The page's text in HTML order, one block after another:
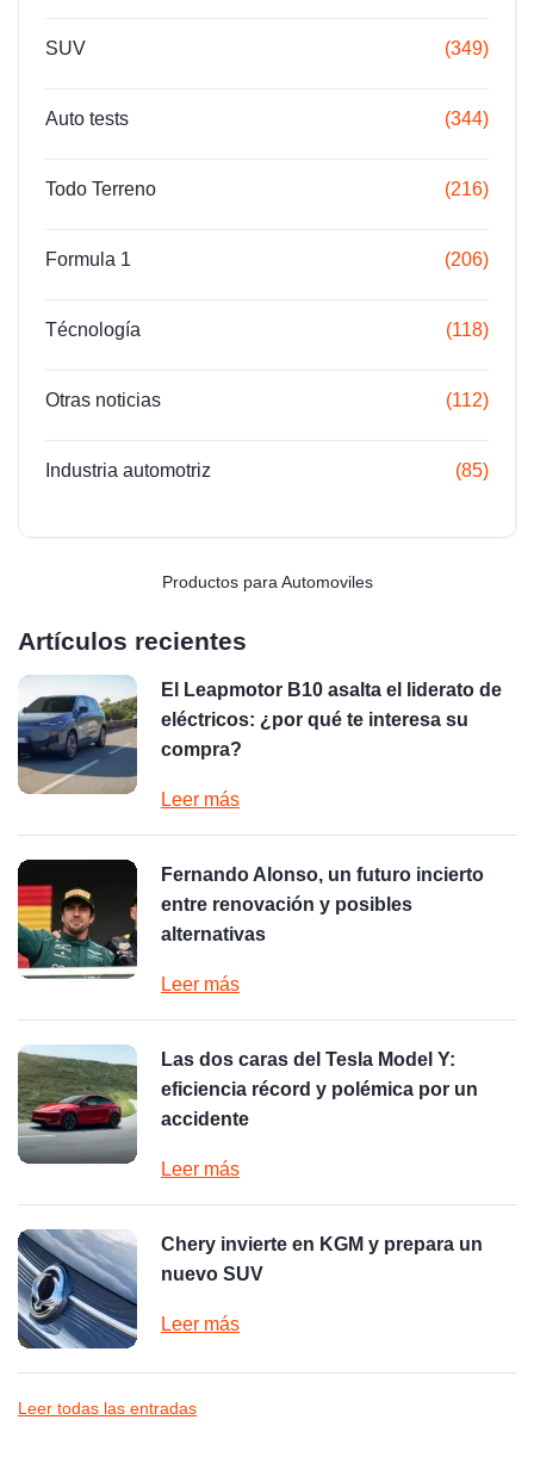
SUV (349)
Auto tests (344)
Todo Terreno (216)
Formula 1 (206)
Técnología (118)
Otras noticias (112)
Industria automotriz (85)
Productos para Automoviles
Artículos recientes
El Leapmotor B10 asalta el liderato de
eléctricos: ¿por qué te interesa su
compra?
Leer más
Fernando Alonso, un futuro incierto
entre renovación y posibles
alternativas
Leer más
Las dos caras del Tesla Model Y:
eficiencia récord y polémica por un
accidente
Leer más
Chery invierte en KGM y prepara un
nuevo SUV
Leer más
Leer todas las entradas